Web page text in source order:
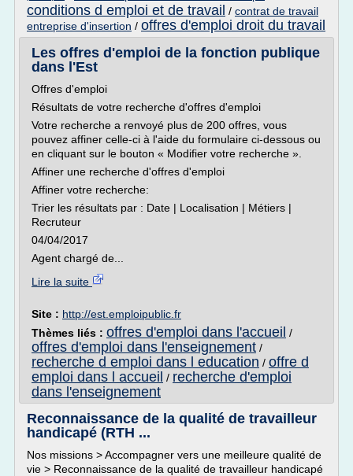
conditions d emploi et de travail / contrat de travail
entreprise d'insertion / offres d'emploi droit du travail
Les offres d'emploi de la fonction publique
dans l'Est
Offres d'emploi
Résultats de votre recherche d'offres d'emploi
Votre recherche a renvoyé plus de 200 offres, vous
pouvez affiner celle-ci à l'aide du formulaire ci-dessous ou
en cliquant sur le bouton « Modifier votre recherche ».
Affiner une recherche d'offres d'emploi
Affiner votre recherche:
Trier les résultats par : Date | Localisation | Métiers |
Recruteur
04/04/2017
Agent chargé de...
Lire la suite
Site : http://est.emploipublic.fr
Thèmes liés : offres d'emploi dans l'accueil /
offres d'emploi dans l'enseignement /
recherche d emploi dans l education / offre d
emploi dans l accueil / recherche d'emploi
dans l'enseignement
Reconnaissance de la qualité de travailleur
handicapé (RTH ...
Nos missions > Accompagner vers une meilleure qualité de
vie > Reconnaissance de la qualité de travailleur handicapé